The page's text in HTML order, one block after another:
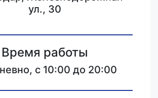
ул., 30
Время работы
с 10:00 до 20:00